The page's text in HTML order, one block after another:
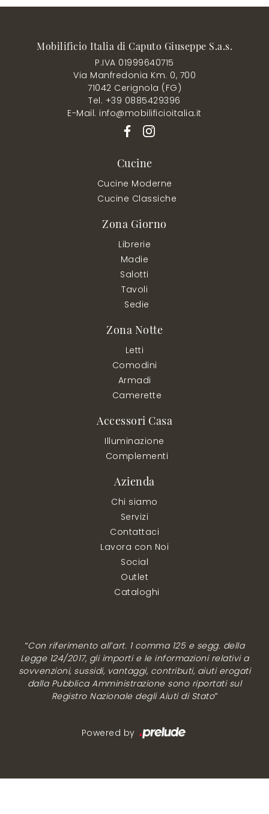
Mobilificio Italia di Caputo Giuseppe S.a.s.
P.IVA 01999640715
Via Manfredonia Km. 0, 700
71042 Cerignola (FG)
Tel. +39 0885429396
E-Mail. info@mobilificioitalia.it
Cucine
Cucine Moderne
Cucine Classiche
Zona Giorno
Librerie
Madie
Salotti
Tavoli
Sedie
Zona Notte
Letti
Comodini
Armadi
Camerette
Accessori Casa
Illuminazione
Complementi
Azienda
Chi siamo
Servizi
Contattaci
Lavora con Noi
Social
Outlet
Cataloghi
“Con riferimento all’art. 1 comma 125 e segg. della
Legge 124/2017, gli importi e le informazioni relativi a
sovvenzioni, sussidi, vantaggi, contributi, aiuti erogati
dalla Pubblica Amministrazione sono riportati sul
Registro Nazionale degli Aiuti di Stato”
Powered by